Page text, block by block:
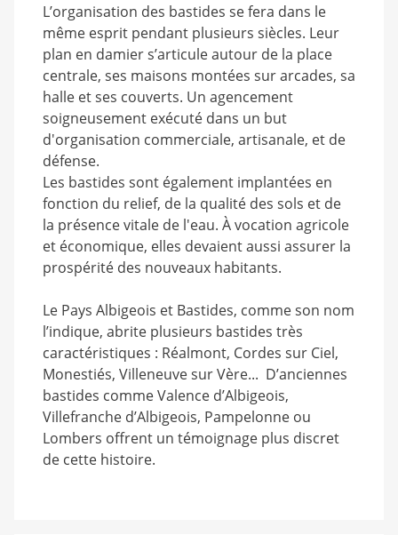
L’organisation des bastides se fera dans le
même esprit pendant plusieurs siècles. Leur
plan en damier s’articule autour de la place
centrale, ses maisons montées sur arcades, sa
halle et ses couverts. Un agencement
soigneusement exécuté dans un but
d'organisation commerciale, artisanale, et de
défense.
Les bastides sont également implantées en
fonction du relief, de la qualité des sols et de
la présence vitale de l'eau. À vocation agricole
et économique, elles devaient aussi assurer la
prospérité des nouveaux habitants.
Le Pays Albigeois et Bastides, comme son nom
l’indique, abrite plusieurs bastides très
caractéristiques : Réalmont, Cordes sur Ciel,
Monestiés, Villeneuve sur Vère... D’anciennes
bastides comme Valence d’Albigeois,
Villefranche d’Albigeois, Pampelonne ou
Lombers offrent un témoignage plus discret
de cette histoire.